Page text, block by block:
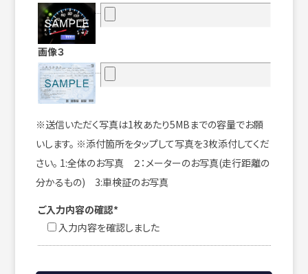
画像３
※送信いただく写真は1枚あたり5MBまでの容量でお願
いします。 ※添付箇所をタップして写真を3枚添付してくだ
さい。 1:全体のお写真 ２：メーターのお写真(走行距離の
分かるもの) 3:車検証のお写真
ご入力内容の確認*
入力内容を確認しました